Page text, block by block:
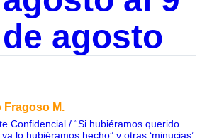
de agosto
Fragoso M.
Confidencial / “Si hubiéramos querido
lo hubiéramos hecho” y otras ‘minucias’